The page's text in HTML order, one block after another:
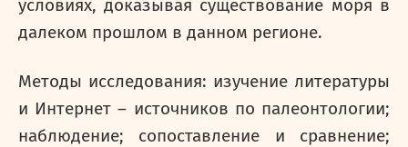
условиях, доказывая существование моря в
далеком прошлом в данном регионе.
Методы исследования: изучение литературы
и Интернет – источников по палеонтологии;
наблюдение; сопоставление и сравнение;